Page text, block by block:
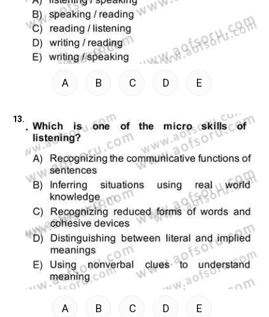
A B C D E
13.
A B C D E